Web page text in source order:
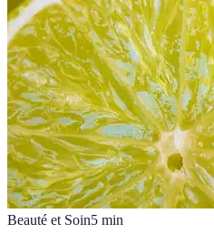
Beauté et Soin5 min